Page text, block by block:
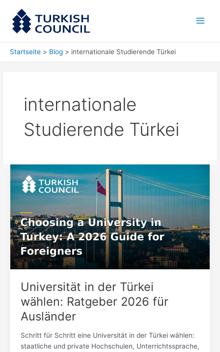
Inhalt
springen
Startseite Blog internationale Studierende Türkei
internationale
Studierende Türkei
Universität in der Türkei
wählen: Ratgeber 2026 für
Ausländer
Schritt für Schritt eine Universität in der Türkei wählen:
staatliche und private Hochschulen, Unterrichtssprache,
Universität
in
der
wählen:
Ratgeber
2026
für
Ausländer